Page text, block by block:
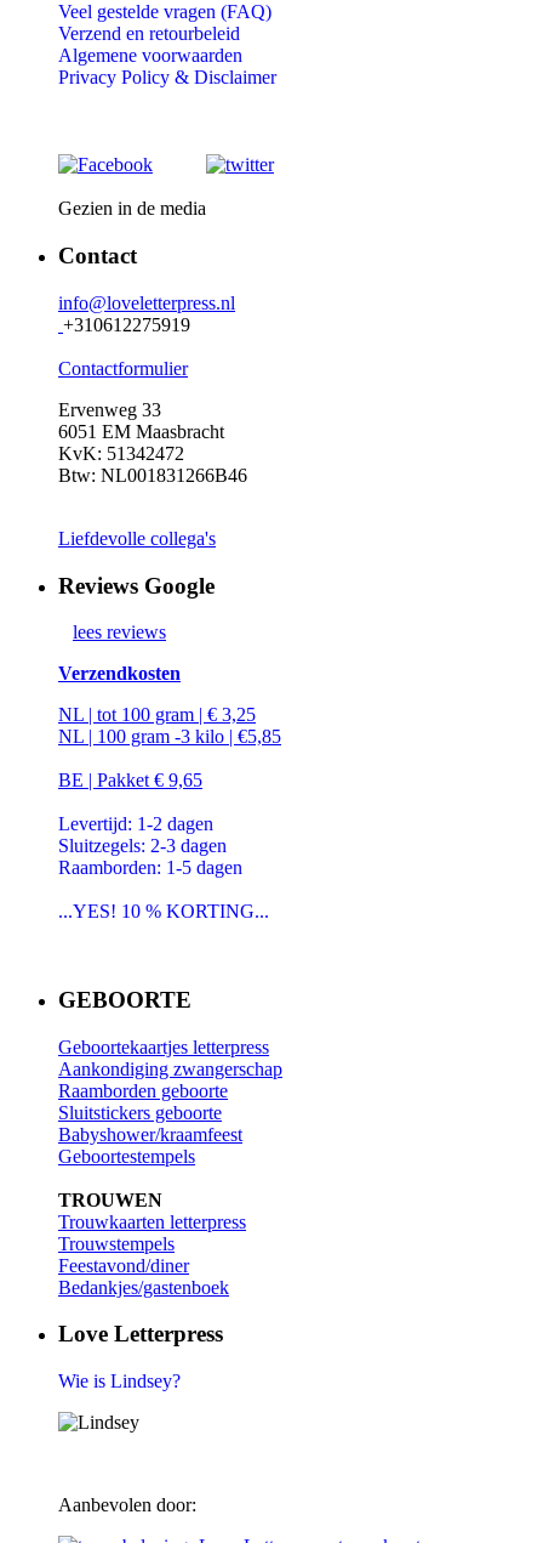
Veel gestelde vragen (FAQ)
Verzend en retourbeleid
Algemene voorwaarden
Privacy Policy & Disclaimer
Gezien in de media
Contact
info@loveletterpress.nl
+310612275919
Contactformulier
Ervenweg 33
6051 EM Maasbracht
KvK: 51342472
Btw: NL001831266B46
Liefdevolle collega's
Reviews Google
lees reviews
Verzendkosten
NL | tot 100 gram | € 3,25
NL | 100 gram -3 kilo | €5,85
BE | Pakket € 9,65
Levertijd: 1-2 dagen
Sluitzegels: 2-3 dagen
Raamborden: 1-5 dagen
...YES! 10 % KORTING...
GEBOORTE
Geboortekaartjes letterpress
Aankondiging zwangerschap
Raamborden geboorte
Sluitstickers geboorte
Babyshower/kraamfeest
Geboortestempels
TROUWEN
Trouwkaarten letterpress
Trouwstempels
Feestavond/diner
Bedankjes/gastenboek
Love Letterpress
Wie is Lindsey?
Aanbevolen door: